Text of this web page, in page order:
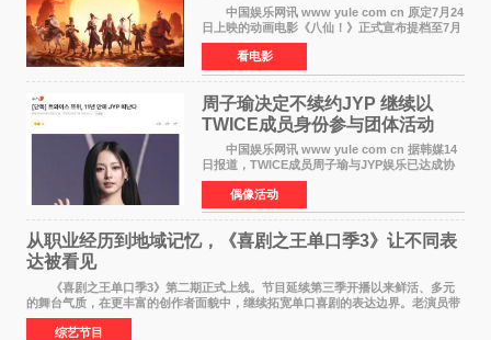
中国娱乐网讯 www yule com cn 原定7月24
日上映的动画电影《八仙！》正式宣布提档至7月
18日。这部国风动画大片将八仙过海，各显神通
这句刻在国人DNA里的俗语玩出了新花样——影
片讲述凡人
看电影
周子瑜决定不续约JYP 继续以
TWICE成员身份参与团体活动
中国娱乐网讯 www yule com cn 据韩媒14
日报道，TWICE成员周子瑜与JYP娱乐已达成协
议，不再续签个人专属合约，但她将继续参与
TWICE的完整团体活动。 周子瑜于2015年通
过生存节目《SIXTE
偶像活动
从职业经历到地域记忆，《喜剧之王单口季3》让不同表
达被看见
《喜剧之王单口季3》第二期正式上线。节目延续第三季开播以来鲜活、多元
的舞台气质，在更丰富的创作者面貌中，继续拓宽单口喜剧的表达边界。老演员带
着更加成熟的文本与舞台掌控回归，新面孔则
综艺节目